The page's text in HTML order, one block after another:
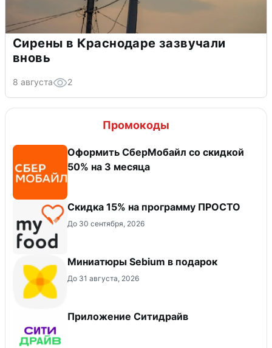
Сирены в Краснодаре зазвучали
вновь
8 августа 2
Промокоды
Оформить СберМобайл со скидкой
50% на 3 месяца
Скидка 15% на программу ПРОСТО
До 30 сентября, 2026
Миниатюры Sebium в подарок
До 31 августа, 2026
Приложение Ситидрайв